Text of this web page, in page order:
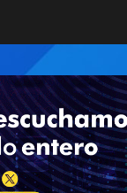
5
6